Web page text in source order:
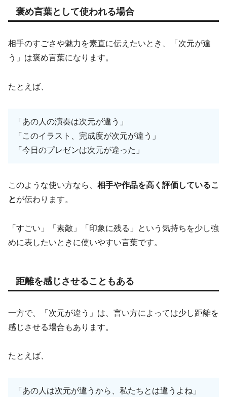
褒め言葉として使われる場合
相手のすごさや魅力を素直に伝えたいとき、「次元が違
う」は褒め言葉になります。
たとえば、
「あの人の演奏は次元が違う」
「このイラスト、完成度が次元が違う」
「今日のプレゼンは次元が違った」
このような使い方なら、 相手や作品を高く評価しているこ
とが伝わります。
「すごい」「素敵」「印象に残る」という気持ちを少し強
めに表したいときに使いやすい言葉です。
距離を感じさせることもある
一方で、「次元が違う」は、言い方によっては少し距離を
感じさせる場合もあります。
たとえば、
「あの人は次元が違うから、私たちとは違うよね」